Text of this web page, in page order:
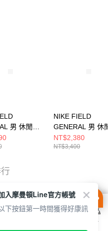
男 休閒鞋
NIKE FIELD
GENERAL 男 休
HF3165001
NT$2,380
NT$3,400
用 cookie 方式之詳情，及若您不希
cookie 設定，請參閱本網站「
隱私
站即表示您同意本公司得按本網站使
入摩曼頓Line官方帳號
下按鈕第一時間獲得好康訊